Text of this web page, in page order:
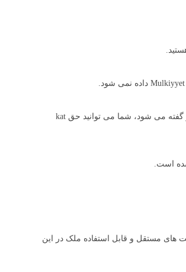
پس از اتمام پروژه شهرداری پایان کار و مجوز صادر می کند که به آن مجوز اقامت نیز گفته می شود، شما می توانید حق kat
های مستقل و قابل استفاده ملک در این